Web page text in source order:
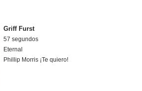
Griff Furst
57 segundos
Eternal
Phillip Morris ¡Te quiero!